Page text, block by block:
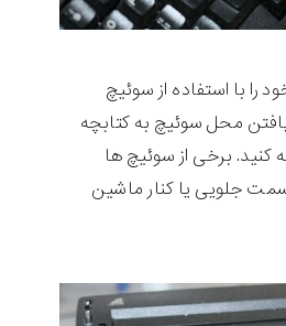
را با استفاده از سوئیچ
محل سوئیچ به کتابچه
کنید. برخی از سوئیچ ها
جلویی یا کنار ماشین